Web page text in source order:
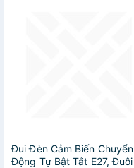
Đui Đèn Cảm Biến Chuyển
Động Tự Bật Tắt E27, Đuôi